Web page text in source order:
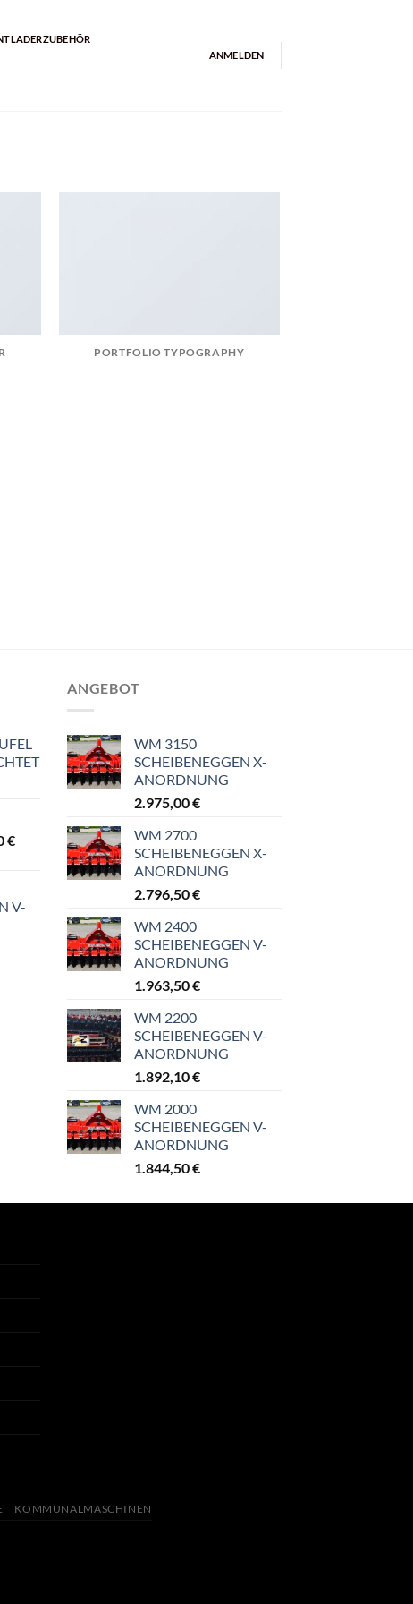
ANMELDEN
PORTFOLIO TYPOGRAPHY
€Preisspanne:
535,50 €
V-
ANGEBOT
WM 3150
SCHEIBENEGGEN X-
ANORDNUNG
2.975,00€
WM 2700
SCHEIBENEGGEN X-
ANORDNUNG
2.796,50€
WM 2400
SCHEIBENEGGEN V-
ANORDNUNG
1.963,50€
WM 2200
SCHEIBENEGGEN V-
ANORDNUNG
1.892,10€
WM 2000
SCHEIBENEGGEN V-
ANORDNUNG
1.844,50€
KOMMUNALMASCHINEN